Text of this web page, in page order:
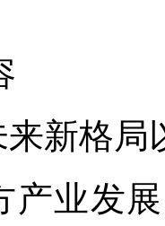
来新格
产业发